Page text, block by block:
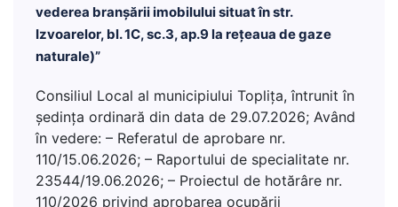
vederea branșării imobilului situat în str.
Izvoarelor, bl. 1C, sc.3, ap.9 la rețeaua de gaze
naturale)”
Consiliul Local al municipiului Topliţa, întrunit în
şedinţa ordinară din data de 29.07.2026; Având
în vedere: – Referatul de aprobare nr.
110/15.06.2026; – Raportului de specialitate nr.
23544/19.06.2026; – Proiectul de hotărâre nr.
110/2026 privind aprobarea ocupării